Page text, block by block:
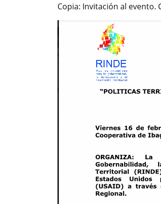
Copia: Invitación al evento.